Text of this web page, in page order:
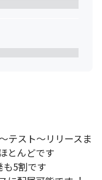
テスト〜リリースま
とんどです
も5割です